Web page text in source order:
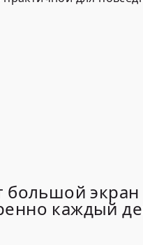
большой экран
каждый